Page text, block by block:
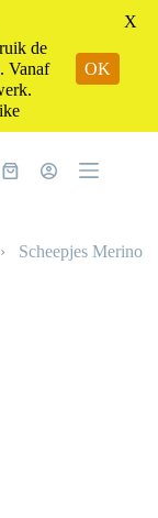
Winkelwagen
Scheepjes Merino
de
Vanaf
OK
X